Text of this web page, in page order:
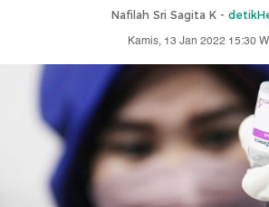
Nafilah Sri Sagita K -
Kamis, 13 Jan 2022 15:30